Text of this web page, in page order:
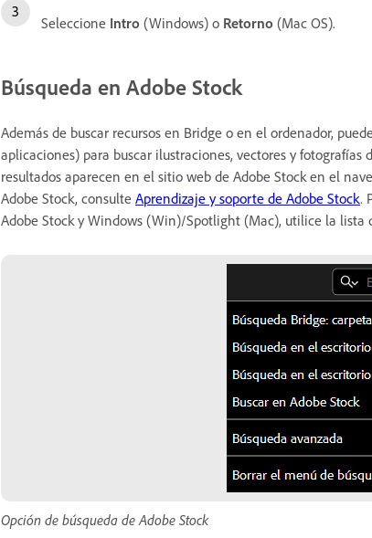
Seleccione Intro (Windows) o Retorno (Mac OS).
Búsqueda en Adobe Stock
Además de buscar recursos en Bridge o en el ordenador,
aplicaciones) para buscar ilustraciones, vectores y
resultados aparecen en el sitio web de Adobe Stock en el
Adobe Stock, consulte Aprendizaje y soporte de Adobe Stock.
Adobe Stock y Windows (Win)/Spotlight (Mac), utilice la lista
Opción de búsqueda de Adobe Stock